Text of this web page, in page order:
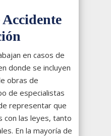
en casos de
donde se incluyen
obras de
de especialistas
representar que
con las leyes, tanto
En la mayoría de